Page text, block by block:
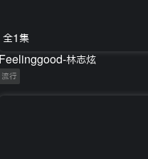
全1集
Feelinggood-林志炫
流行